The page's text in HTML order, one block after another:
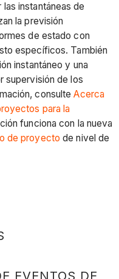
instantáneas de
la previsión
de estado con
específicos. También
instantáneo y una
supervisión de los
consulteAcerca
para la
funciona con la nueva
de proyecto de nivel de